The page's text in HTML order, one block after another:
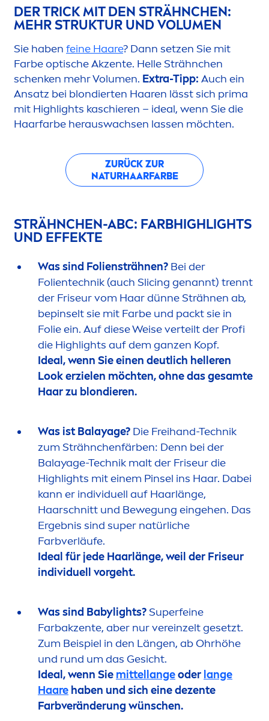
DER TRICK MIT DEN STRÄHNCHEN:
MEHR STRUKTUR UND VOLUMEN
Sie haben feine Haare? Dann setzen Sie mit
Farbe optische Akzente. Helle Strähnchen
schenken mehr Volumen. Extra-Tipp: Auch ein
Ansatz bei blondierten Haaren lässt sich prima
mit Highlights kaschieren – ideal, wenn Sie die
Haarfarbe herauswachsen lassen möchten.
ZURÜCK ZUR
NATURHAARFARBE
STRÄHNCHEN-ABC: FARBHIGHLIGHTS
UND EFFEKTE
Was sind Foliensträhnen? Bei der
Folientechnik (auch Slicing genannt) trennt
der Friseur vom Haar dünne Strähnen ab,
bepinselt sie mit Farbe und packt sie in
Folie ein. Auf diese Weise verteilt der Profi
die Highlights auf dem ganzen Kopf.
Ideal, wenn Sie einen deutlich helleren
Look erzielen möchten, ohne das gesamte
Haar zu blondieren.
Was ist Balayage? Die Freihand-Technik
zum Strähnchenfärben: Denn bei der
Balayage-Technik malt der Friseur die
Highlights mit einem Pinsel ins Haar. Dabei
kann er individuell auf Haarlänge,
Haarschnitt und Bewegung eingehen. Das
Ergebnis sind super natürliche
Farbverläufe.
Ideal für jede Haarlänge, weil der Friseur
individuell vorgeht.
Was sind Babylights?Superfeine
Farbakzente, aber nur vereinzelt gesetzt.
Zum Beispiel in den Längen, ab Ohrhöhe
und rund um das Gesicht.
Ideal, wenn Sie mittellangeoder lange
Haare haben und sich eine dezente
Farbveränderung wünschen.